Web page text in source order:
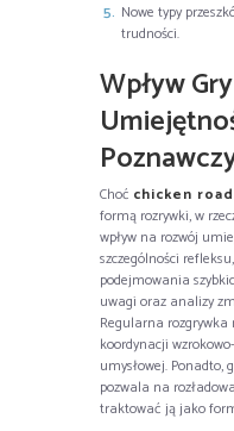
Nowe typy
trudności.
Wpływ
Choć chicken
formą rozrywki, w
wpływ na rozwój
szczególności
podejmowania
uwagi oraz analizy
Regularna rozgrywka
koordynacji
umysłowej. Ponadto,
pozwala na
traktować ją jako